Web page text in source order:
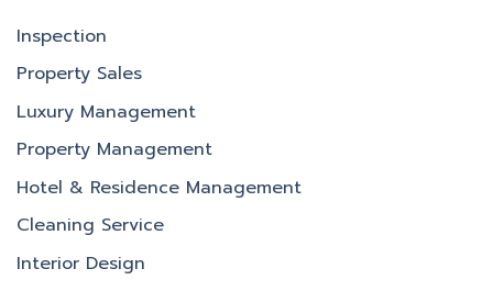
Inspection
Property Sales
Luxury Management
Property Management
Hotel & Residence Management
Cleaning Service
Interior Design